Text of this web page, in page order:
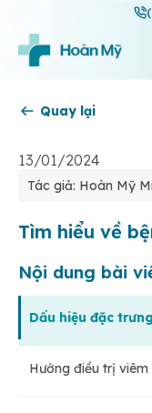
Quay lại
13/01/2024
Tác giả: Hoàn Mỹ
Tìm hiểu về
Nội dung bài
Dấu hiệu đặc
Hướng điều trị